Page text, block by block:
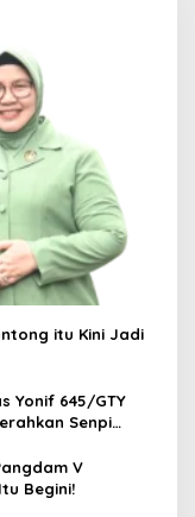
itu Kini Jadi
Yonif 645/GTY
Senpi
V
Begini!